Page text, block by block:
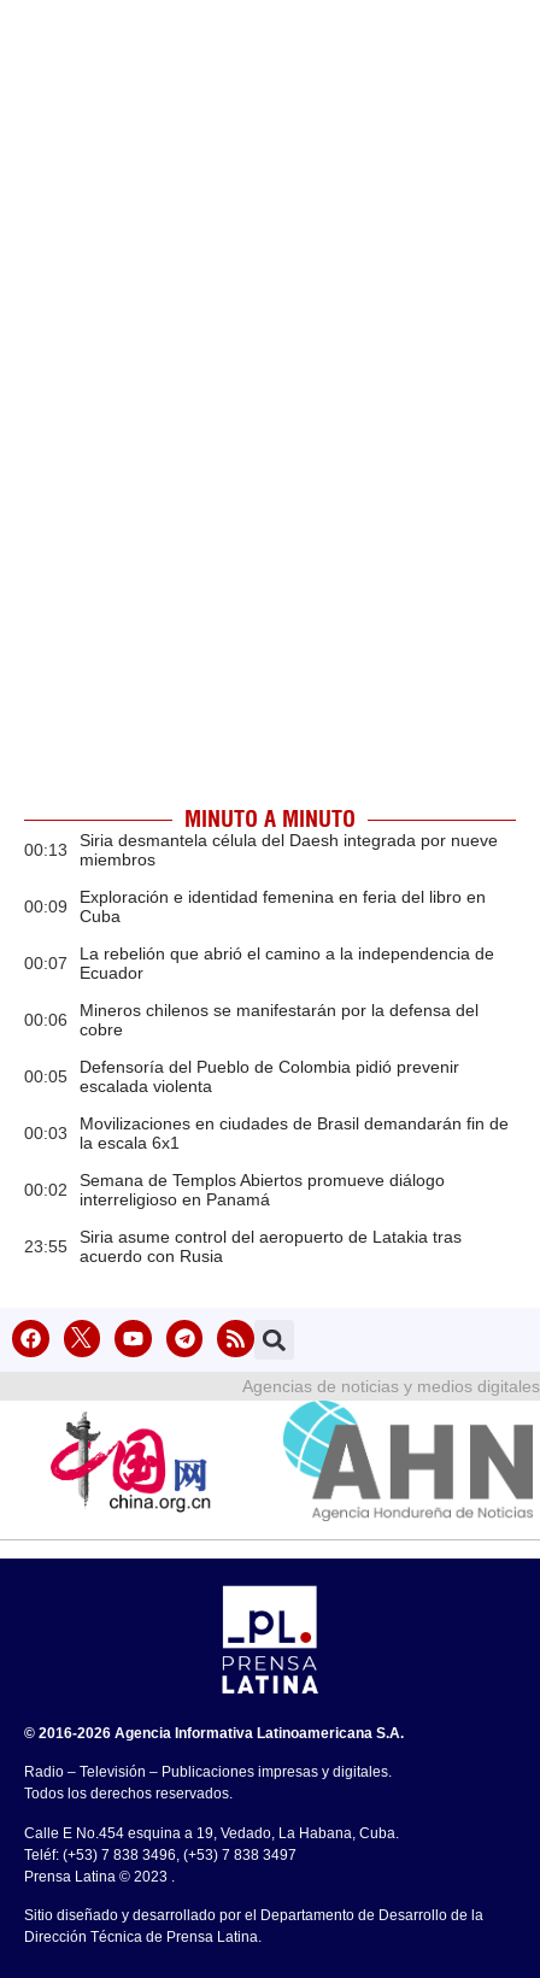
MINUTO A MINUTO
00:13
Siria desmantela célula del Daesh integrada por nueve
miembros
00:09
Exploración e identidad femenina en feria del libro en
Cuba
00:07
La rebelión que abrió el camino a la independencia de
Ecuador
00:06
Mineros chilenos se manifestarán por la defensa del
cobre
00:05
Defensoría del Pueblo de Colombia pidió prevenir
escalada violenta
00:03
Movilizaciones en ciudades de Brasil demandarán fin de
la escala 6x1
00:02
Semana de Templos Abiertos promueve diálogo
interreligioso en Panamá
23:55
Siria asume control del aeropuerto de Latakia tras
acuerdo con Rusia
Agencias de noticias y medios digitales
© 2016-2026 Agencia Informativa Latinoamericana S.A.
Radio – Televisión – Publicaciones impresas y digitales.
Todos los derechos reservados.
Calle E No.454 esquina a 19, Vedado, La Habana, Cuba.
Teléf: (+53) 7 838 3496, (+53) 7 838 3497
Prensa Latina © 2023 .
Sitio diseñado y desarrollado por el Departamento de Desarrollo de la
Dirección Técnica de Prensa Latina.